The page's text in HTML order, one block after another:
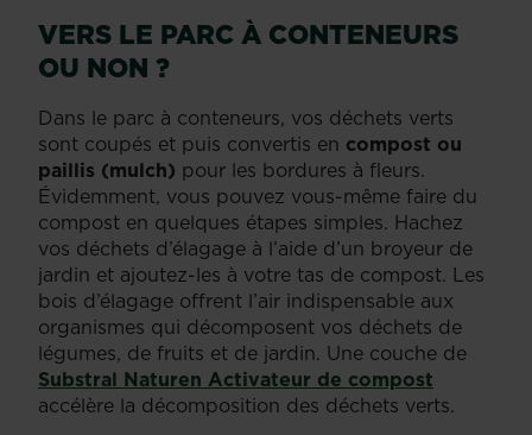
VERS LE PARC À CONTENEURS
OU NON ?
Dans le parc à conteneurs, vos déchets verts
sont coupés et puis convertis en compost ou
paillis (mulch) pour les bordures à fleurs.
Évidemment, vous pouvez vous-même faire du
compost en quelques étapes simples. Hachez
vos déchets d’élagage à l’aide d’un broyeur de
jardin et ajoutez-les à votre tas de compost. Les
bois d’élagage offrent l’air indispensable aux
organismes qui décomposent vos déchets de
légumes, de fruits et de jardin. Une couche de
Substral Naturen Activateur de compost
accélère la décomposition des déchets verts.